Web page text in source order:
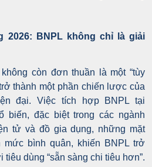
2026: BNPL không chỉ là giải
còn đơn thuần là một “tùy
thành một phần chiến lược của
đại. Việc tích hợp BNPL tại
biến, đặc biệt trong các ngành
tử và đồ gia dụng, những mặt
bình quân, khiến BNPL trở
dùng “sẵn sàng chi tiêu hơn”.